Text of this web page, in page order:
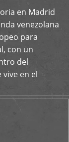
en Madrid
venezolana
para
con un
del
en el